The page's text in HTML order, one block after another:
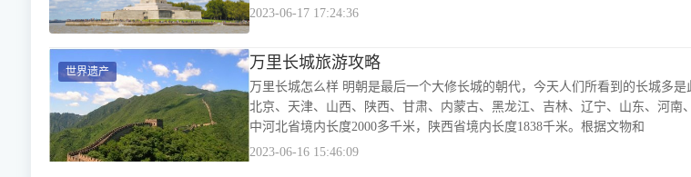
2023-06-17 17:24:36
世界遗产 万里长城旅游攻略
万里长城怎么样 明朝是最后一个大修长城的朝代，今天人们所看到的长城多是
北京、天津、山西、陕西、甘肃、内蒙古、黑龙江、吉林、辽宁、山东、河南
中河北省境内长度2000多千米，陕西省境内长度1838千米。根据文物和
2023-06-16 15:46:09